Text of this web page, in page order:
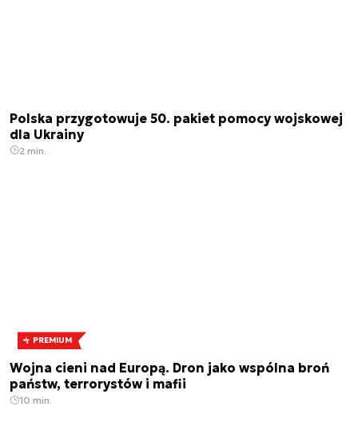
Polska przygotowuje 50. pakiet pomocy wojskowej
dla Ukrainy
2 min.
PREMIUM
Wojna cieni nad Europą. Dron jako wspólna broń
państw, terrorystów i mafii
10 min.